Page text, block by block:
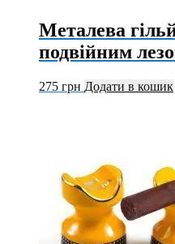
Металева
подвійним
275 грн Додати в кошик